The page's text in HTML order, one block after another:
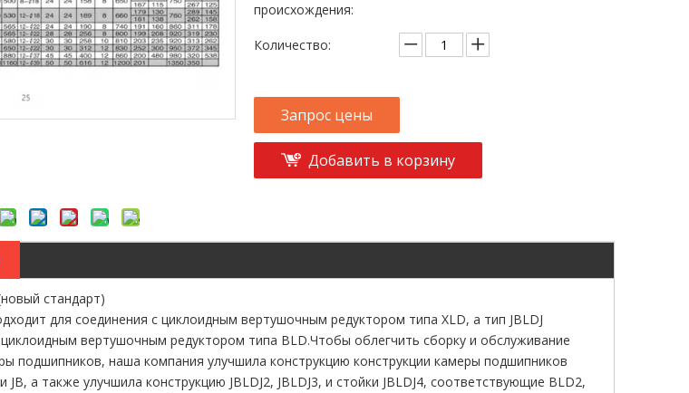
происхождения:
Количество:
Запрос цены
Добавить в корзину
стандарт)
для соединения с циклоидным вертушочным редуктором типа XLD, а тип JBLDJ
вертушочным редуктором типа BLD.Чтобы облегчить сборку и обслуживание
подшипников, наша компания улучшила конструкцию конструкции камеры подшипников
JB, а также улучшила конструкцию JBLDJ2, JBLDJ3, и стойки JBLDJ4, соответствующие BLD2,